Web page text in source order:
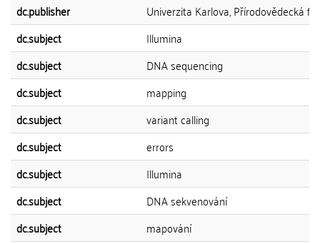
dc.publisher
Univerzita Karlova, Přírodovědecká
dc.subject
Illumina
dc.subject
DNA sequencing
dc.subject
mapping
dc.subject
variant calling
dc.subject
errors
dc.subject
Illumina
dc.subject
DNA sekvenování
dc.subject
mapování